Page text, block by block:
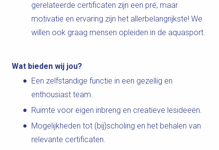
gerelateerde certificaten zijn een pré, maar
motivatie en ervaring zijn het allerbelangrijkste! We
willen ook graag mensen opleiden in de aquasport.
Wat bieden wij jou?
Een zelfstandige functie in een gezellig en
enthousiast team.
Ruimte voor eigen inbreng en creatieve lesideeën.
Mogelijkheden tot (bij)scholing en het behalen van
relevante certificaten.